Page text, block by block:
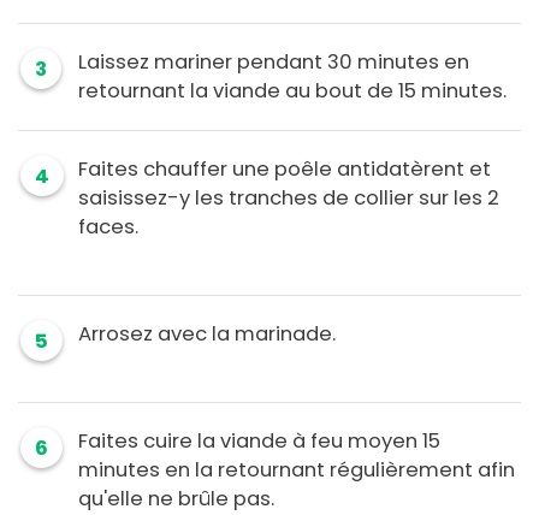
3
Laissez mariner pendant 30 minutes en
retournant la viande au bout de 15 minutes.
4
Faites chauffer une poêle antidatèrent et
saisissez-y les tranches de collier sur les 2
faces.
5 Arrosez avec la marinade.
6
Faites cuire la viande à feu moyen 15
minutes en la retournant régulièrement afin
qu'elle ne brûle pas.